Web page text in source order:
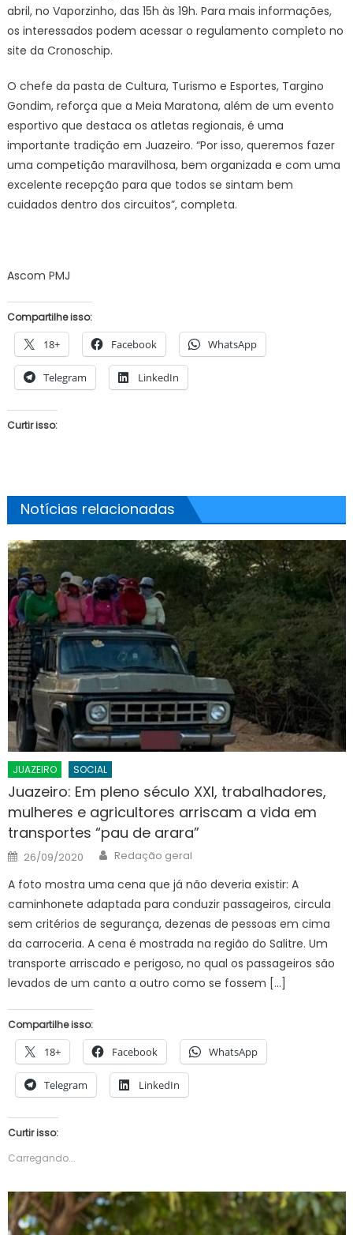
abril, no Vaporzinho, das 15h às 19h. Para mais informações,
os interessados podem acessar o regulamento completo no
site da Cronoschip.
O chefe da pasta de Cultura, Turismo e Esportes, Targino
Gondim, reforça que a Meia Maratona, além de um evento
esportivo que destaca os atletas regionais, é uma
importante tradição em Juazeiro. “Por isso, queremos fazer
uma competição maravilhosa, bem organizada e com uma
excelente recepção para que todos se sintam bem
cuidados dentro dos circuitos”, completa.
Ascom PMJ
Compartilhe isso:
18+ Facebook WhatsApp
Telegram LinkedIn
Curtir isso:
Notícias relacionadas
JUAZEIRO SOCIAL
Juazeiro: Em pleno século XXI, trabalhadores,
mulheres e agricultores arriscam a vida em
transportes “pau de arara”
Posted
on
26/09/2020 Author
Redação geral
A foto mostra uma cena que já não deveria existir: A
caminhonete adaptada para conduzir passageiros, circula
sem critérios de segurança, dezenas de pessoas em cima
da carroceria. A cena é mostrada na região do Salitre. Um
transporte arriscado e perigoso, no qual os passageiros são
levados de um canto a outro como se fossem […]
Compartilhe isso:
18+ Facebook WhatsApp
Telegram LinkedIn
Curtir isso:
Carregando...